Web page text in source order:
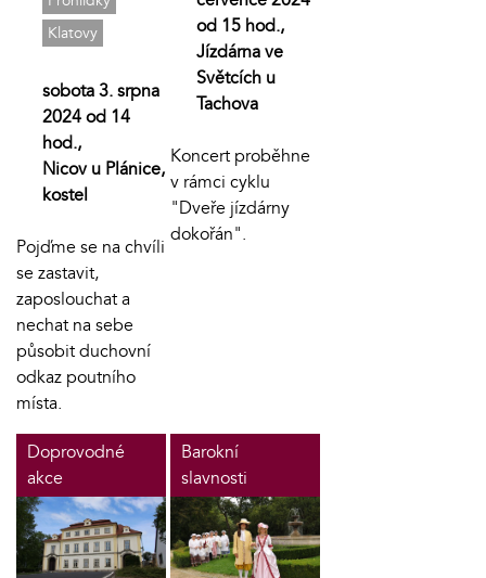
Klatovy
sobota 3. srpna
2024 od 14
hod.,
Nicov u Plánice,
kostel
Pojďme se na chvíli
se zastavit,
zaposlouchat a
nechat na sebe
působit duchovní
odkaz poutního
místa.
od 15 hod.,
Jízdárna ve
Světcích u
Tachova
Koncert proběhne
v rámci cyklu
"Dveře jízdárny
dokořán".
Doprovodné
akce
Barokní
slavnosti